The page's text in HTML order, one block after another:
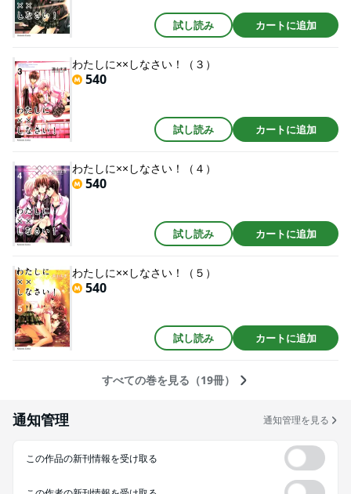
試し読み カートに追加
わたしに××しなさい！（３）
540
試し読み カートに追加
わたしに××しなさい！（４）
540
試し読み カートに追加
わたしに××しなさい！（５）
540
試し読み カートに追加
すべての巻を見る（19冊）
通知管理 通知管理を見る
この作品の新刊情報を受け取る